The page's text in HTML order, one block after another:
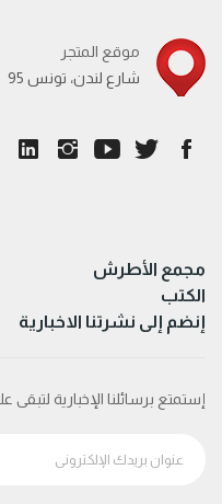
موقع المتجر
95 شارع لندن، تونس
مجمع الأطرش
الكتب
إنضم إلى نشرتنا الاخبارية
إستمتع برسائلنا الإخبارية لتبقى